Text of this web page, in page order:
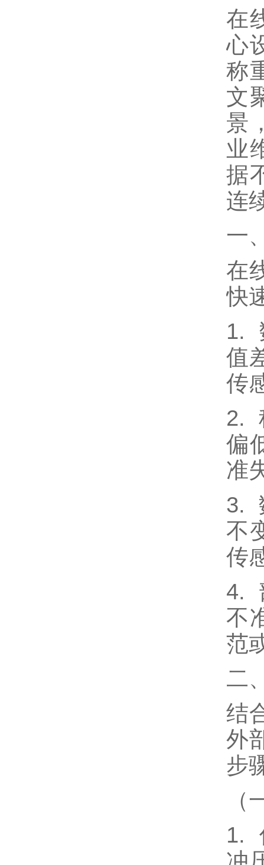
在
心
称
文
景
业
据
连
一
在
快
1.
值
传
2.
偏
准
3.
不
传
4.
不
范
二
结
外
步
1.